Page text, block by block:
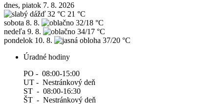
dnes, piatok 7. 8. 2026
32 °C 21 °C
sobota 8. 8.
32/18 °C
nedeľa 9. 8.
34/17 °C
pondelok 10. 8.
37/20 °C
Úradné hodiny
PO - 08:00-15:00
UT - Nestránkový deň
ST - 08:00-16:30
ŠT - Nestránkový deň